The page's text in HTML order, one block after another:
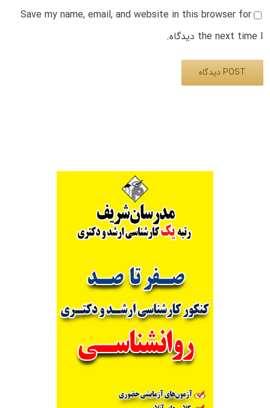
Save my name, email, and website in this browser for
the next time I دیدگاه.